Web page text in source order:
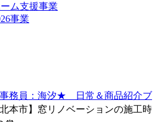
ム支援事業
事業
務員：海汐★ 日常＆商品紹介ブ
本市】窓リノベーションの施工時